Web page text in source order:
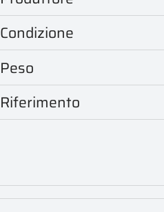
Condizione
Peso
Riferimento